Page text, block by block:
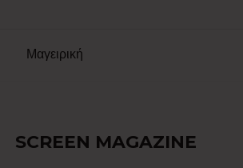
Μαγειρική
SCREEN MAGAZINE